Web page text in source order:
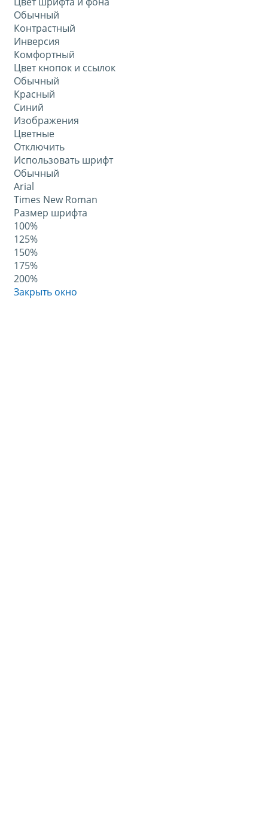
Обычный
Контрастный
Инверсия
Комфортный
Цвет кнопок и ссылок
Обычный
Красный
Синий
Изображения
Цветные
Отключить
Использовать шрифт
Обычный
Arial
Times New Roman
Размер шрифта
100%
125%
150%
175%
200%
Закрыть окно